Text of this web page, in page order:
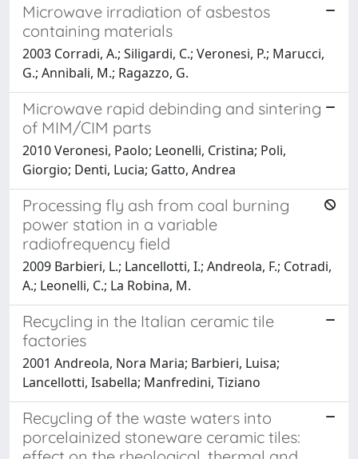
Microwave irradiation of asbestos
containing materials
2003 Corradi, A.; Siligardi, C.; Veronesi, P.; Marucci,
G.; Annibali, M.; Ragazzo, G.
Microwave rapid debinding and sintering
of MIM/CIM parts
2010 Veronesi, Paolo; Leonelli, Cristina; Poli,
Giorgio; Denti, Lucia; Gatto, Andrea
Processing fly ash from coal burning
power station in a variable
radiofrequency field
2009 Barbieri, L.; Lancellotti, I.; Andreola, F.; Cotradi,
A.; Leonelli, C.; La Robina, M.
Recycling in the Italian ceramic tile
factories
2001 Andreola, Nora Maria; Barbieri, Luisa;
Lancellotti, Isabella; Manfredini, Tiziano
Recycling of the waste waters into
porcelainized stoneware ceramic tiles: